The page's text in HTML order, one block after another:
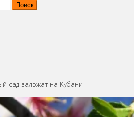
сад заложат на Кубани